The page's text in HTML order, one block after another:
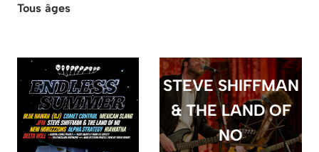
Tous âges
STEVE SHIFFMAN
& THE LAND OF
NO